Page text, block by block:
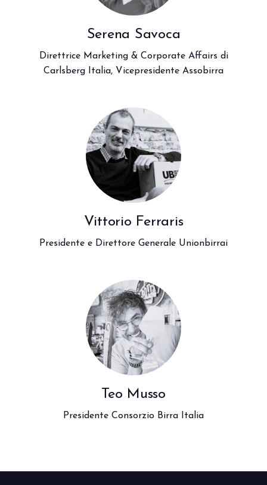
Serena Savoca
Direttrice Marketing & Corporate Affairs di
Carlsberg Italia, Vicepresidente Assobirra
Vittorio Ferraris
Presidente e Direttore Generale Unionbirrai
Teo Musso
Presidente Consorzio Birra Italia